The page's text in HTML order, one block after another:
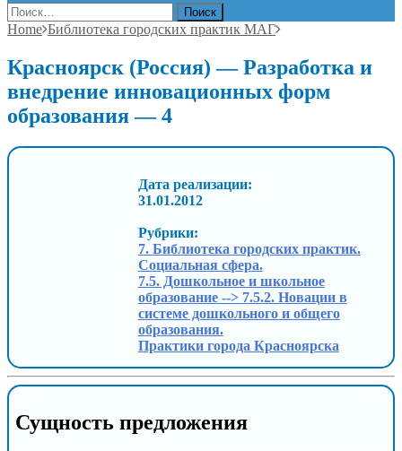
Найти:
Home Библиотека городских практик МАГ
Красноярск (Россия) — Разработка и
внедрение инновационных форм
образования — 4
Дата реализации:
31.01.2012
Рубрики:
7. Библиотека городских практик.
Социальная сфера.
7.5. Дошкольное и школьное
образование --> 7.5.2. Новации в
системе дошкольного и общего
образования.
Практики города Красноярска
Сущность предложения